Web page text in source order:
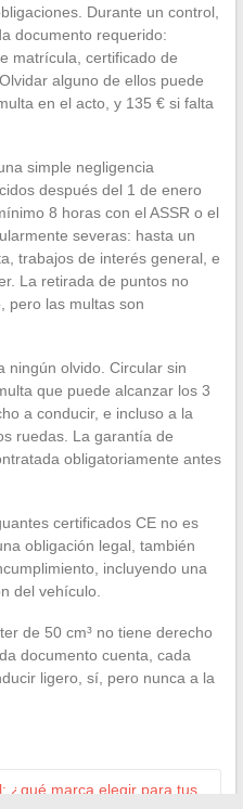
Durante un control,
documento requerido:
matrícula, certificado de
alguno de ellos puede
en el acto, y 135 € si falta
simple negligencia
después del 1 de enero
8 horas con el ASSR o el
severas: hasta un
trabajos de interés general, e
La retirada de puntos no
pero las multas son
ningún olvido. Circular sin
que puede alcanzar los 3
a conducir, e incluso a la
ruedas. La garantía de
obligatoriamente antes
certificados CE no es
obligación legal, también
incluyendo una
del vehículo.
de 50 cm³ no tiene derecho
documento cuenta, cada
ligero, sí, pero nunca a la
¿qué marca elegir para tus